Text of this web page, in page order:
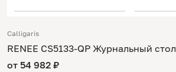
Calligaris
RENEE CS5133-QP Журнальный стол
от 54 982 ₽